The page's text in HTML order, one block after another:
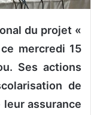
du projet «
mercredi 15
Ses actions
de
assurance